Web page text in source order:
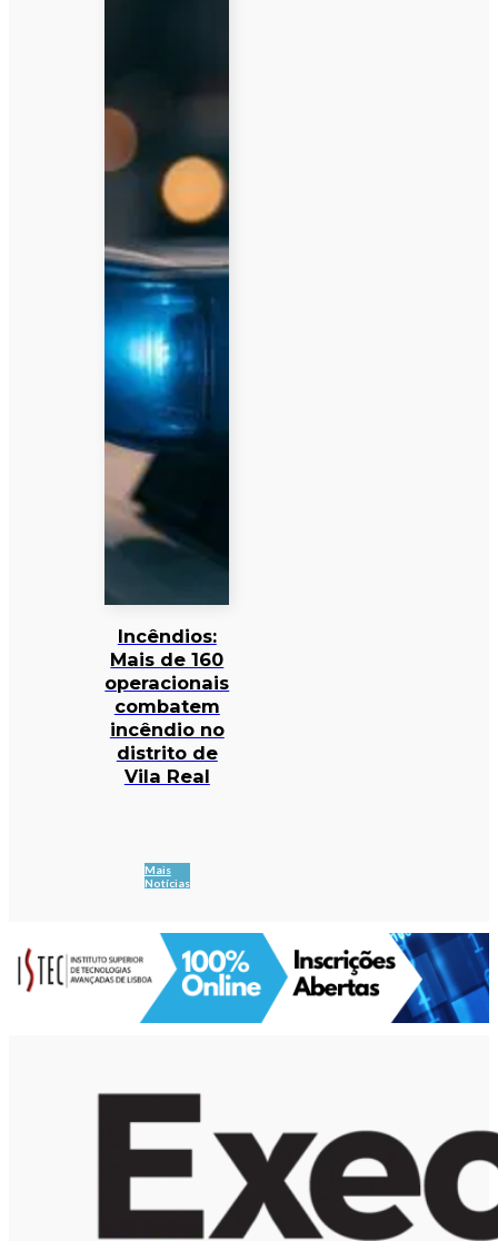
Incêndios:
Mais de 160
operacionais
combatem
incêndio no
distrito de
Vila Real
Mais
Notícias